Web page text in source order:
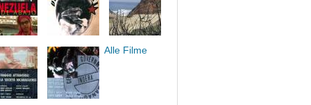
Alle Filme